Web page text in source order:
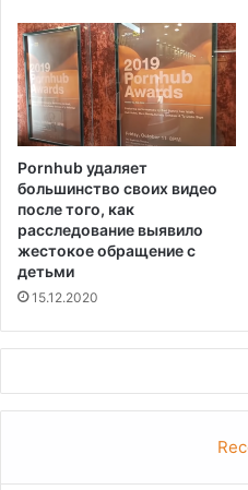
Pornhub удаляет
большинство своих видео
после того, как
расследование выявило
жестокое обращение с
детьми
15.12.2020